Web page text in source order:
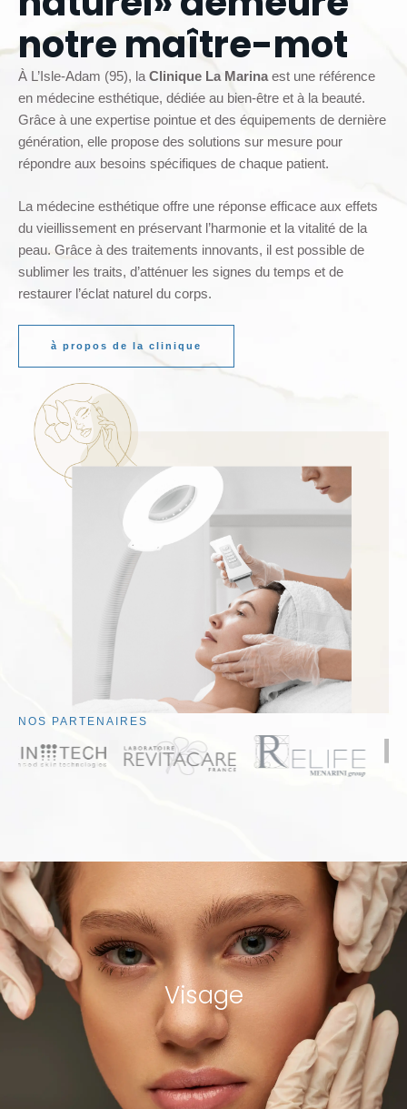
notre maître-mot
À L’Isle-Adam (95), la Clinique La Marina est une référence
en médecine esthétique, dédiée au bien-être et à la beauté.
Grâce à une expertise pointue et des équipements de dernière
génération, elle propose des solutions sur mesure pour
répondre aux besoins spécifiques de chaque patient.
La médecine esthétique offre une réponse efficace aux effets
du vieillissement en préservant l’harmonie et la vitalité de la
peau. Grâce à des traitements innovants, il est possible de
sublimer les traits, d’atténuer les signes du temps et de
restaurer l’éclat naturel du corps.
à propos de la clinique
NOS PARTENAIRES
Visage
voir les procédures